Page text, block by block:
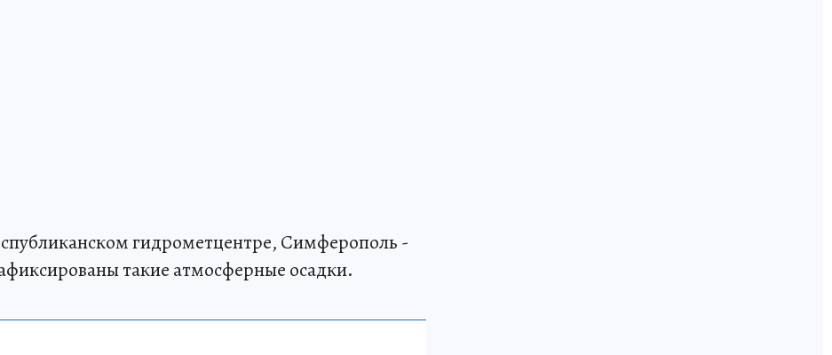
гидрометцентре, Симферополь -
такие атмосферные осадки.